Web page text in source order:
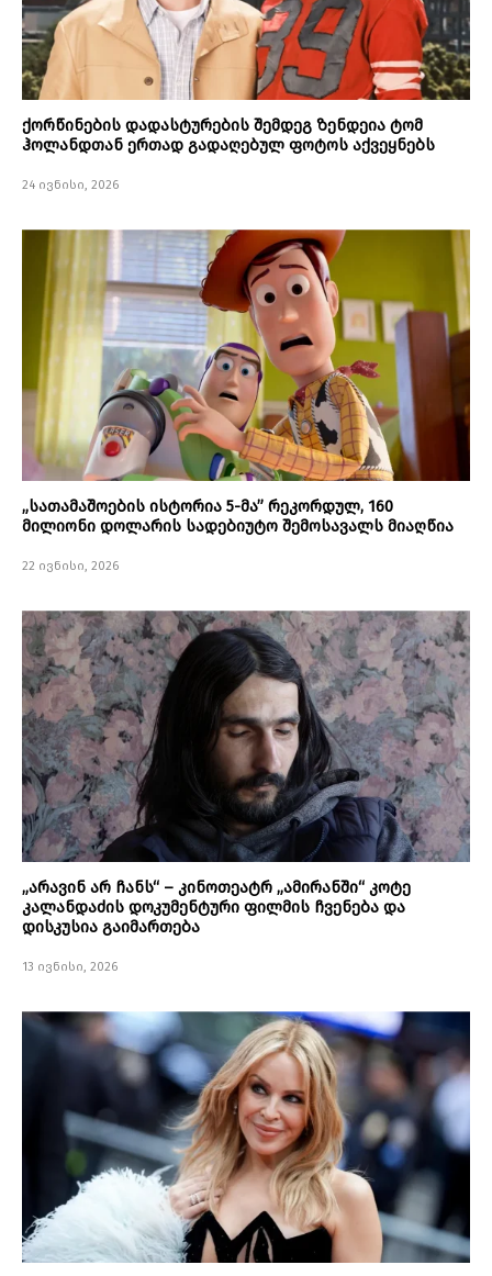
ქორწინების დადასტურების შემდეგ ზენდეია ტომ
ჰოლანდთან ერთად გადაღებულ ფოტოს აქვეყნებს
24 ივნისი, 2026
„სათამაშოების ისტორია 5-მა” რეკორდულ, 160
მილიონი დოლარის სადებიუტო შემოსავალს მიაღწია
22 ივნისი, 2026
„არავინ არ ჩანს“ – კინოთეატრ „ამირანში“ კოტე
კალანდაძის დოკუმენტური ფილმის ჩვენება და
დისკუსია გაიმართება
13 ივნისი, 2026